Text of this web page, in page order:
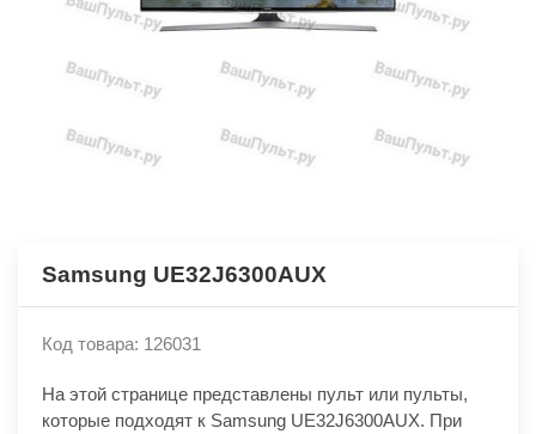
Samsung UE32J6300AUX
Код товара: 126031
На этой странице представлены пульт или пульты,
которые подходят к Samsung UE32J6300AUX. При